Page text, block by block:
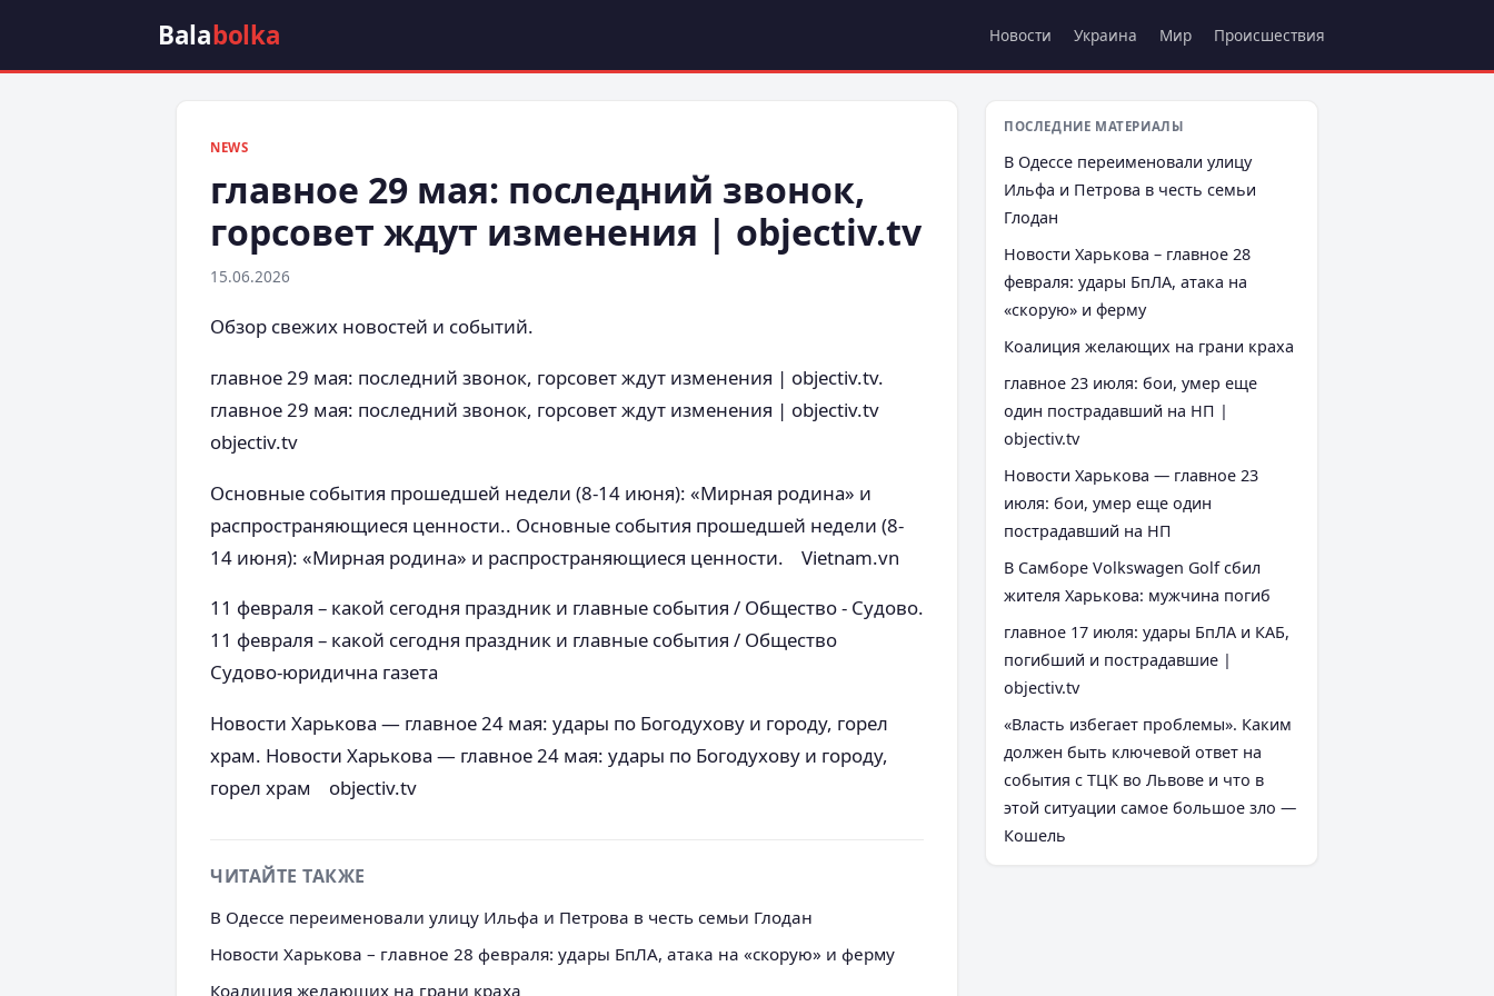
Balabolka Новости Украина Мир Происшествия
NEWS
главное 29 мая: последний звонок,
горсовет ждут изменения | objectiv.tv
15.06.2026
Обзор свежих новостей и событий.
главное 29 мая: последний звонок, горсовет ждут изменения | objectiv.tv.
главное 29 мая: последний звонок, горсовет ждут изменения | objectiv.tv
objectiv.tv
Основные события прошедшей недели (8-14 июня): «Мирная родина» и
распространяющиеся ценности.. Основные события прошедшей недели (8-
14 июня): «Мирная родина» и распространяющиеся ценности. Vietnam.vn
11 февраля – какой сегодня праздник и главные события / Общество - Судово.
11 февраля – какой сегодня праздник и главные события / Общество
Судово-юридична газета
Новости Харькова — главное 24 мая: удары по Богодухову и городу, горел
храм. Новости Харькова — главное 24 мая: удары по Богодухову и городу,
горел храм objectiv.tv
ЧИТАЙТЕ ТАКЖЕ
В Одессе переименовали улицу Ильфа и Петрова в честь семьи Глодан
Новости Харькова – главное 28 февраля: удары БпЛА, атака на «скорую» и ферму
Коалиция желающих на грани краха
ПОСЛЕДНИЕ МАТЕРИАЛЫ
В Одессе переименовали улицу
Ильфа и Петрова в честь семьи
Глодан
Новости Харькова – главное 28
февраля: удары БпЛА, атака на
«скорую» и ферму
Коалиция желающих на грани краха
главное 23 июля: бои, умер еще
один пострадавший на НП |
objectiv.tv
Новости Харькова — главное 23
июля: бои, умер еще один
пострадавший на НП
В Самборе Volkswagen Golf сбил
жителя Харькова: мужчина погиб
главное 17 июля: удары БпЛА и КАБ,
погибший и пострадавшие |
objectiv.tv
«Власть избегает проблемы». Каким
должен быть ключевой ответ на
события с ТЦК во Львове и что в
этой ситуации самое большое зло —
Кошель